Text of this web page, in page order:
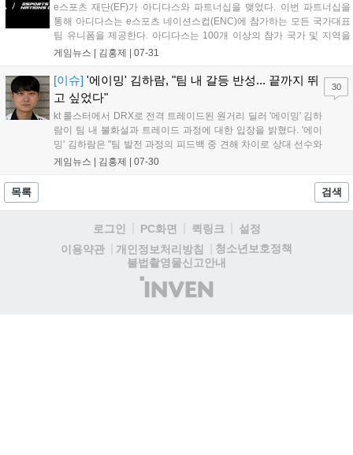
e스포츠 재단(EF)가 아디다스와 파트너십을 맺었다. 이번 파트너십을
통해 아디다스는 e스포츠 네이션스컵(ENC)에 참가하는 모든 국가대표
팀 유니폼을 제공한다. 아디다스는 100개 이상의 참가 국가 및 지역을
위해 맞춤형 경기복을 디자인 및 제작하며, 2,000여 명의 선수와 코치를
트레이...
게임뉴스 | 김홍제 | 07-31
[이슈] '에이밍' 김하람, "팀 내 갈등 반성... 끝까지 뛰
고 싶었다"
kt 롤스터에서 DRX로 전격 트레이드된 원거리 딜러 '에이밍' 김하
람이 팀 내 불화설과 트레이드 과정에 대한 입장을 밝혔다. '에이
밍' 김하람은 "팀 발전 과정의 피드백 중 견해 차이로 상대 선수와
감정적인 언쟁이 오갔고, 이 과정에서 부적절한 언행을 주고받은
게임뉴스 | 김홍제 | 07-30
30
목록 검색
로그인 PC화면 퀵링크
설정
이용약관
개인정보처리방침
청소년보호정책
불법촬영물신고안내
(주)
인